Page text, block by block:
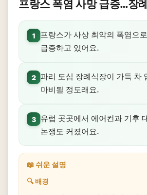
프랑스 폭염 사망 급증…장
1
프랑스가 사상 최악의 폭염으
급증하고 있어요.
2
파리 도심 장례식장이 가득 차
마비될 정도래요.
3
유럽 곳곳에서 에어컨과 기후
논쟁도 커졌어요.
📖 쉬운 설명
🔍 배경